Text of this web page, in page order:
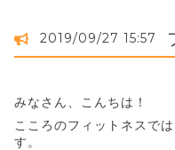
2019/09/27 15:57
みなさん、こんちは！
こころのフィットネスで
す。